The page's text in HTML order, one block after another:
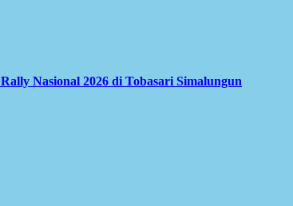
Nasional 2026 di Tobasari Simalungun